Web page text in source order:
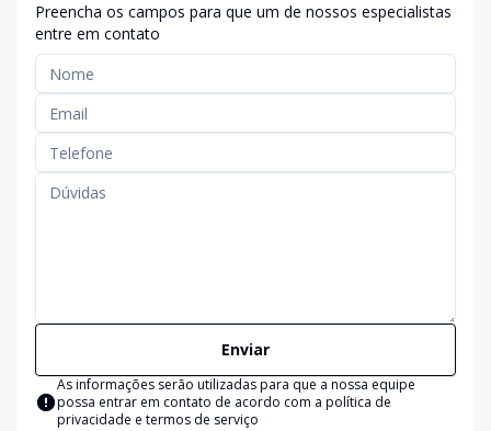
Preencha os campos para que um de nossos especialistas
entre em contato
Enviar
As informações serão utilizadas para que a nossa equipe
possa entrar em contato de acordo com a política de
privacidade e termos de serviço